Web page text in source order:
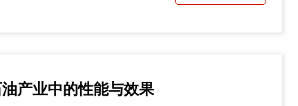
产业中的性能与效果